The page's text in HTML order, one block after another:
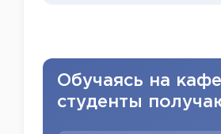
Обучаясь на
студенты